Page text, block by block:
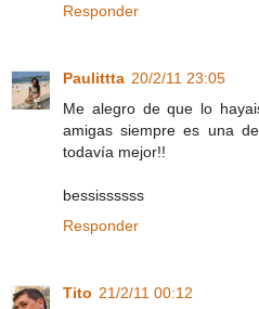
Responder
Paulittta 20/2/11 23:05
Me alegro de que lo
amigas siempre es una
todavía mejor!!
bessissssss
Responder
Tito 21/2/11 00:12